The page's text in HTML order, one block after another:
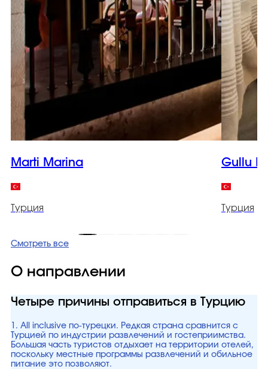
Marti Marina
Турция
Gullu
Турция
Смотреть все
О направлении
Четыре причины отправиться в Турцию
1. All inclusive по-турецки. Редкая страна сравнится с
Турцией по индустрии развлечений и гостеприимства.
Большая часть туристов отдыхает на территории отелей,
поскольку местные программы развлечений и обильное
питание это позволяют.